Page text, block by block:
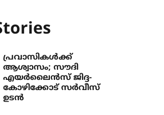
പ്രവാസികള്‍ക്ക്
ആശ്വാസം; സൗദി
എയര്‍ലൈന്‍സ് ജിദ്ദ-
കോഴിക്കോട് സര്‍വീസ്
ഉടന്‍